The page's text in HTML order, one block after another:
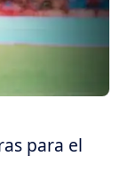
para el